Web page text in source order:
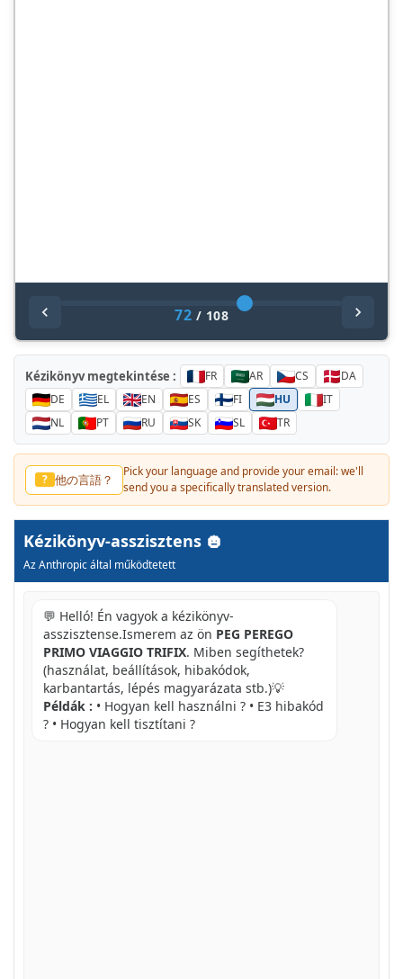
72 / 108
Kézikönyv megtekintése : FR AR CS
DA
DE
EL EN ES FI HU
IT
NL
PT RU SK SL TR
? 他の言語？
Pick your language and provide your email: we'll
send you a specifically translated version.
Kézikönyv-asszisztens
Az Anthropic által működtetett
💬 Helló! Én vagyok a kézikönyv-
asszisztense.Ismerem az ön PEG PEREGO
PRIMO VIAGGIO TRIFIX. Miben segíthetek?
(használat, beállítások, hibakódok,
karbantartás, lépés magyarázata stb.)💡
Példák : • Hogyan kell használni ? • E3 hibakód
? • Hogyan kell tisztítani ?